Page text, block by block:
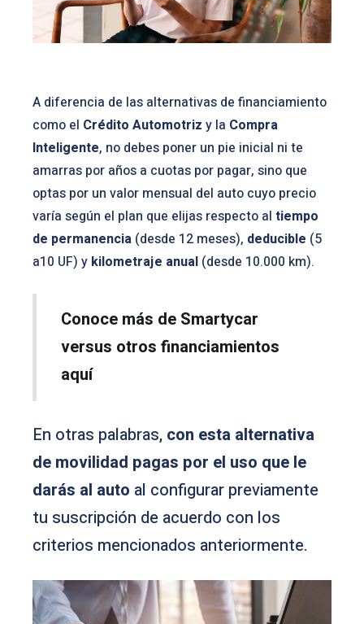
A diferencia de las alternativas de financiamiento
como el Crédito Automotriz y la Compra
Inteligente, no debes poner un pie inicial ni te
amarras por años a cuotas por pagar, sino que
optas por un valor mensual del auto cuyo precio
varía según el plan que elijas respecto al tiempo
de permanencia (desde 12 meses), deducible (5
a10 UF) y kilometraje anual (desde 10.000 km).
Conoce más de Smartycar
versus otros financiamientos
aquí
En otras palabras, con esta alternativa
de movilidad pagas por el uso que le
darás al auto al configurar previamente
tu suscripción de acuerdo con los
criterios mencionados anteriormente.